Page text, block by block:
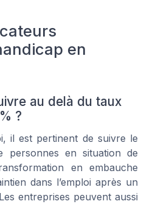
en
au delà du taux
?
il est pertinent de suivre le
personnes en situation de
en embauche
dans l’emploi après un
entreprises peuvent aussi